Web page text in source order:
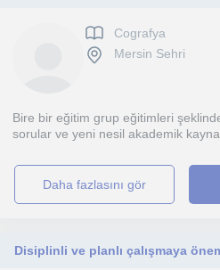
Cografya
Mersin Sehri
Bire bir eğitim grup eğitimleri
sorular ve yeni nesil akademik
daha fazlasını gör